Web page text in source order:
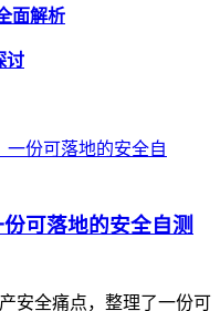
面解析
讨
可落地的安全自测
安全痛点，整理了一份可